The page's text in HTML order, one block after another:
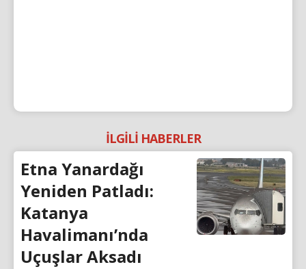
İLGİLİ HABERLER
Etna Yanardağı
Yeniden Patladı:
Katanya
Havalimanı’nda
Uçuşlar Aksadı